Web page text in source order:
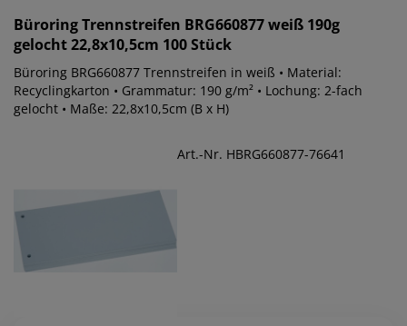
BüroringTrennstreifen BRG660877 weiß 190g
gelocht 22,8x10,5cm 100 Stück
Büroring BRG660877 Trennstreifen in weiß • Material:
Recyclingkarton • Grammatur: 190 g/m² • Lochung: 2-fach
gelocht • Maße: 22,8x10,5cm (B x H)
Art.-Nr. HBRG660877-76641